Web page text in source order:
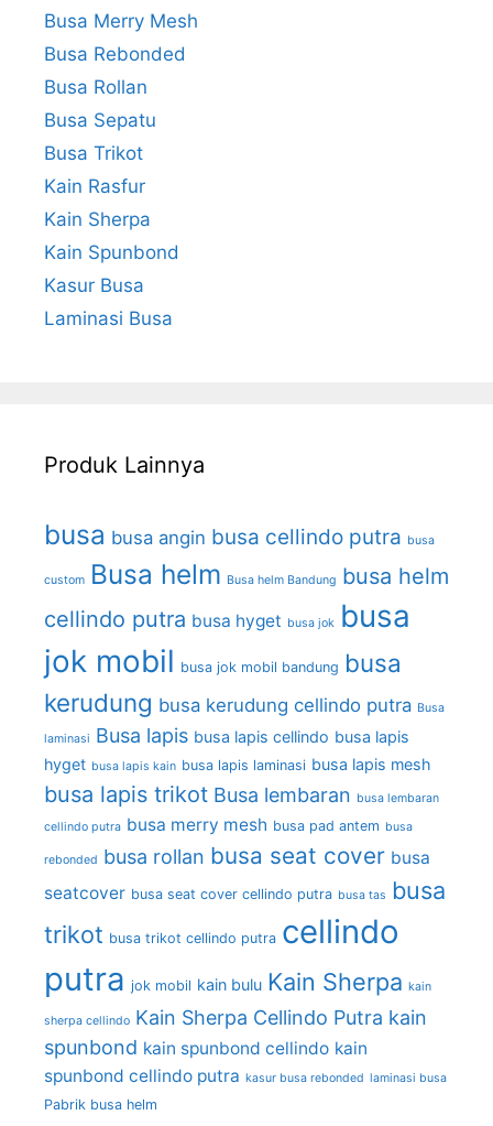
Busa Merry Mesh
Busa Rebonded
Busa Rollan
Busa Sepatu
Busa Trikot
Kain Rasfur
Kain Sherpa
Kain Spunbond
Kasur Busa
Laminasi Busa
Produk Lainnya
busa busa angin busa cellindo putra busa
custom Busa helm Busa helm Bandung busa helm
cellindo putra busa hyget busa jok busa
jok mobil busa jok mobil bandung busa
kerudung busa kerudung cellindo putra Busa
laminasi Busa lapis busa lapis cellindo busa lapis
hyget busa lapis kain busa lapis laminasi busa lapis mesh
busa lapis trikot Busa lembaran busa lembaran
cellindo putra busa merry mesh busa pad antem busa
rebonded busa rollan busa seat cover busa
seatcover busa seat cover cellindo putra busa tas
busa
trikot busa trikot cellindo putra cellindo
putra jok mobil kain bulu Kain Sherpa kain
sherpa cellindo Kain Sherpa Cellindo Putra kain
spunbond kain spunbond cellindo kain
spunbond cellindo putra kasur busa rebonded laminasi busa
Pabrik busa helm